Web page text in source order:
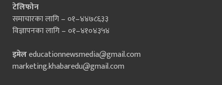
टेलिफोन
समाचारका लागि – ०१–४४७८६३३
विज्ञापनका लागि – ०१–४१०४३५४
इमेलeducationnewsmedia@gmail.com
marketing.khabaredu@gmail.com